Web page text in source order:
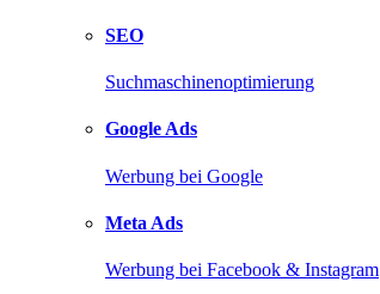
SEO
Suchmaschinenoptimierung
Google Ads
Werbung bei Google
Meta Ads
Werbung bei Facebook & Instagram